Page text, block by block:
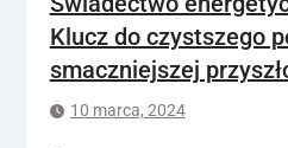
Klucz do czystszego
smaczniejszej
10 marca, 2024